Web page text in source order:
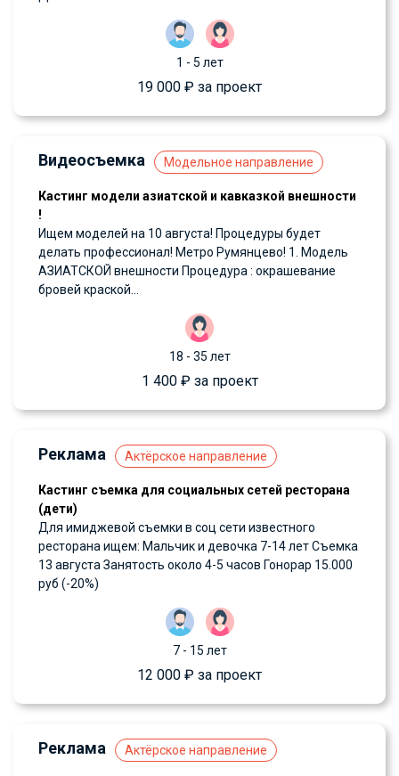
1 - 5 лет
19 000 ₽ за проект
Видеосъемка Модельное направление
Кастинг модели азиатской и кавказкой внешности
!
Ищем моделей на 10 августа! Процедуры будет
делать профессионал! Метро Румянцево! 1. Модель
АЗИАТСКОЙ внешности Процедура : окрашевание
бровей краской...
18 - 35 лет
1 400 ₽ за проект
Реклама Актёрское направление
Кастинг съемка для социальных сетей ресторана
(дети)
Для имиджевой съемки в соц сети известного
ресторана ищем: Мальчик и девочка 7-14 лет Съемка
13 августа Занятость около 4-5 часов Гонорар 15.000
руб (-20%)
7 - 15 лет
12 000 ₽ за проект
Реклама Актёрское направление